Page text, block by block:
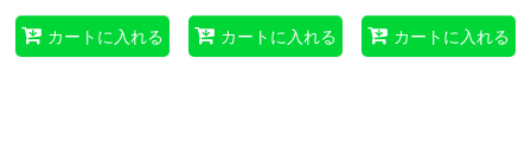
カートに入れる カートに入れる カートに入れる